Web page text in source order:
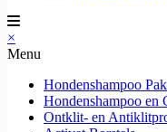
×
Menu
Hondenshampoo
Hondenshampoo en
Ontklit- en